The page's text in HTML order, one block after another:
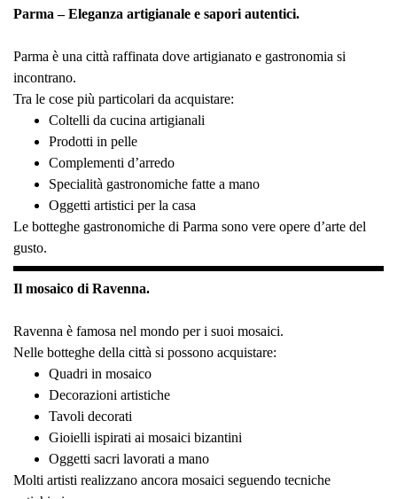
Parma – Eleganza artigianale e sapori autentici.
Parma è una città raffinata dove artigianato e gastronomia si
incontrano.
Tra le cose più particolari da acquistare:
Coltelli da cucina artigianali
Prodotti in pelle
Complementi d’arredo
Specialità gastronomiche fatte a mano
Oggetti artistici per la casa
Le botteghe gastronomiche di Parma sono vere opere d’arte del
gusto.
Il mosaico di Ravenna.
Ravenna è famosa nel mondo per i suoi mosaici.
Nelle botteghe della città si possono acquistare:
Quadri in mosaico
Decorazioni artistiche
Tavoli decorati
Gioielli ispirati ai mosaici bizantini
Oggetti sacri lavorati a mano
Molti artisti realizzano ancora mosaici seguendo tecniche